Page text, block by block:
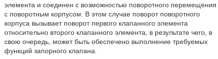
элемента и соединен с возможностью поворотного перемещения
с поворотным корпусом. В этом случае поворот поворотного
корпуса вызывает поворот первого клапанного элемента
относительно второго клапанного элемента, в результате чего, в
свою очередь, может быть обеспечено выполнение требуемых
функций запорного клапана.